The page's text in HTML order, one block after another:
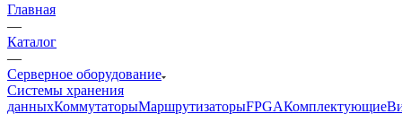
Главная
—
Каталог
—
Серверное оборудование
Системы хранения
данныхКоммутаторыМаршрутизаторыFPGAКомплектующие